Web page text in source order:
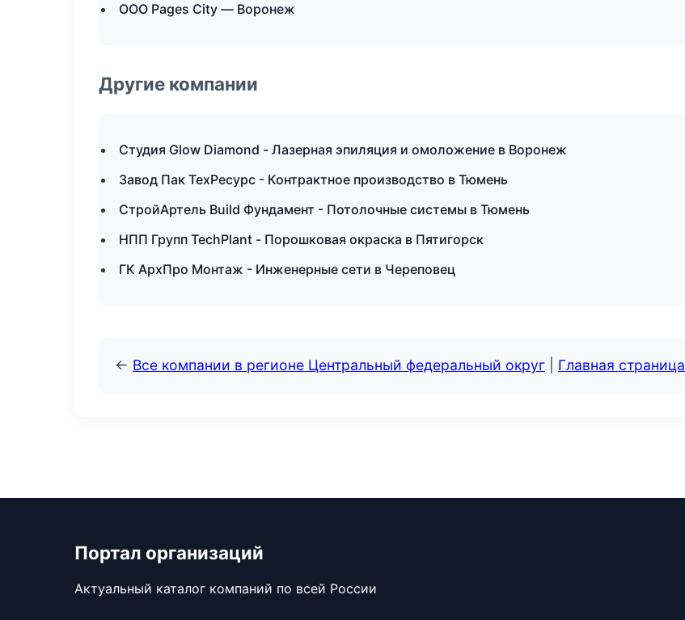
ООО Pages City — Воронеж
Другие компании
Студия Glow Diamond - Лазерная эпиляция и омоложение в Воронеж
Завод Пак ТехРесурс - Контрактное производство в Тюмень
СтройАртель Build Фундамент - Потолочные системы в Тюмень
НПП Групп TechPlant - Порошковая окраска в Пятигорск
ГК АрхПро Монтаж - Инженерные сети в Череповец
← Все компании в регионе Центральный федеральный округ Главная страница
Портал организаций
Актуальный каталог компаний по всей России